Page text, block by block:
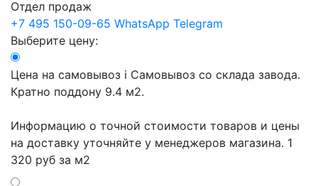
Отдел продаж
+7 495 150-09-65 WhatsApp Telegram
Выберите цену:
Цена на самовывоз i Самовывоз со склада завода.
Кратно поддону 9.4 м2.
Информацию о точной стоимости товаров и цены
на доставку уточняйте у менеджеров магазина. 1
320 руб за м2